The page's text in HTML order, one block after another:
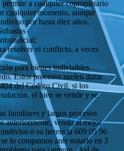
a cualquier copropietario
cualquier momento, aunque
por hasta diez años.
resolver el conflicto, a veces
para bienes indivisibles
Estos procesos suelen durar
del Código Civil, si los
el bien se vende y se
familiares y largos procesos
anteriormente, venda al mejor
o su herencia 609 05 96
lo compamos ante notario en 3